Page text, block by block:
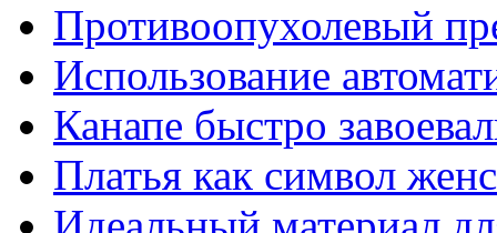
Противоопухолевый
Использование
Канапе быстро
Платья как символ